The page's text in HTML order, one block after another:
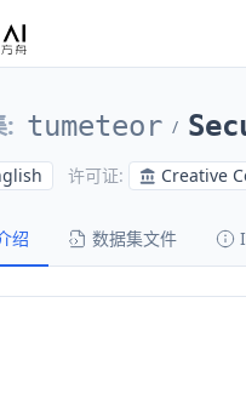
: tumeteor /
许可证: Creative
绍 数据集文件